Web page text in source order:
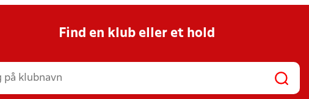
Find en klub eller et hold